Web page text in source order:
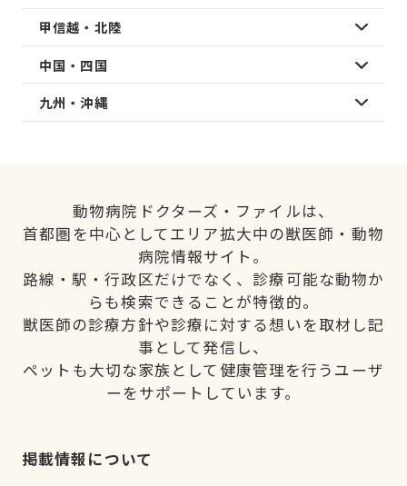
甲信越・北陸
中国・四国
九州・沖縄
動物病院ドクターズ・ファイルは、
首都圏を中心としてエリア拡大中の獣医師・動物
病院情報サイト。
路線・駅・行政区だけでなく、診療可能な動物か
らも検索できることが特徴的。
獣医師の診療方針や診療に対する想いを取材し記
事として発信し、
ペットも大切な家族として健康管理を行うユーザ
ーをサポートしています。
掲載情報について